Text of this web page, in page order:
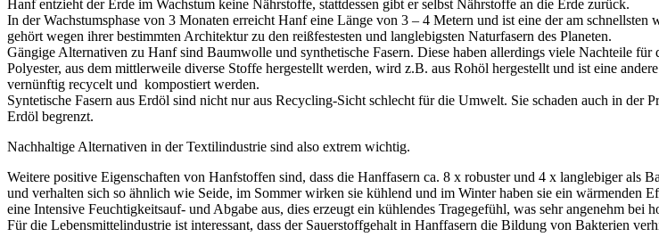
Hanf entzieht der Erde im Wachstum keine Nährstoffe, stattdessen gibt er selbst Nährstoffe an die Erde zurück.
In der Wachstumsphase von 3 Monaten erreicht Hanf eine Länge von 3 – 4 Metern und ist eine der am
gehört wegen ihrer bestimmten Architektur zu den reißfestesten und langlebigsten Naturfasern des Planeten.
Gängige Alternativen zu Hanf sind Baumwolle und synthetische Fasern. Diese haben allerdings viele Nachteile für
Polyester, aus dem mittlerweile diverse Stoffe hergestellt werden, wird z.B. aus Rohöl hergestellt und ist eine
vernünftig recycelt und kompostiert werden.
Syntetische Fasern aus Erdöl sind nicht nur aus Recycling-Sicht schlecht für die Umwelt. Sie schaden auch in
Erdöl begrenzt.
Nachhaltige Alternativen in der Textilindustrie sind also extrem wichtig.
Weitere positive Eigenschaften von Hanfstoffen sind, dass die Hanffasern ca. 8 x robuster und 4 x langlebiger als
und verhalten sich so ähnlich wie Seide, im Sommer wirken sie kühlend und im Winter haben sie ein wärmenden
eine Intensive Feuchtigkeitsauf- und Abgabe aus, dies erzeugt ein kühlendes Tragegefühl, was sehr angenehm bei
Für die Lebensmittelindustrie ist interessant, dass der Sauerstoffgehalt in Hanffasern die Bildung von Bakterien